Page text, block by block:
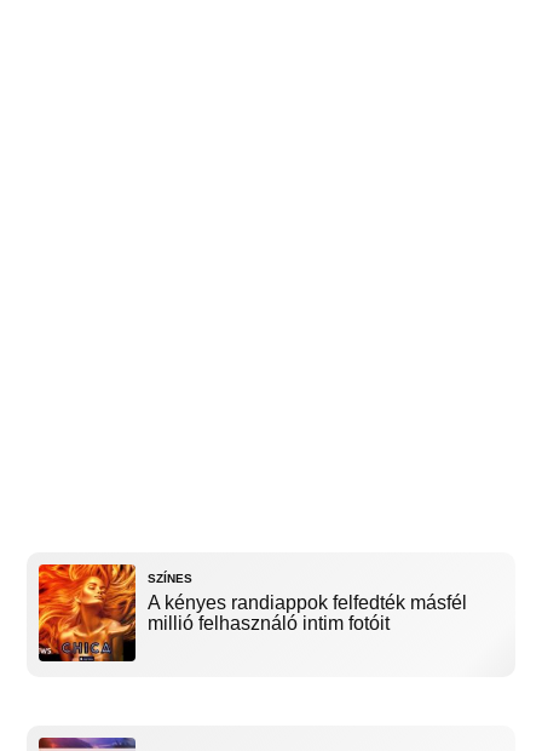
SZÍNES
A kényes randiappok felfedték másfél
millió felhasználó intim fotóit